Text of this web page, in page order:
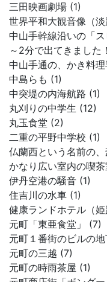
三田映画劇場 (1)
世界平和大観音像（
中山手幹線沿いの「
～2分で出てきました
中山手通の、かき料
中島らも (1)
中突堤の内海航路 (1)
丸刈りの中学生 (12)
丸玉食堂 (2)
二重の平野中学校 (1)
仏蘭西という名前の
かなり広い室内の喫
伊丹空港の騒音 (1)
住吉川の水車 (1)
健康ランドホテル（
元町「東亜食堂」 (7)
元町１番街のビルの
元町の三越 (7)
元町の時雨茶屋 (1)